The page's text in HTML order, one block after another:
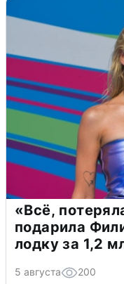
«Всё,
подарила
лодку за 1,2
5 августа 200